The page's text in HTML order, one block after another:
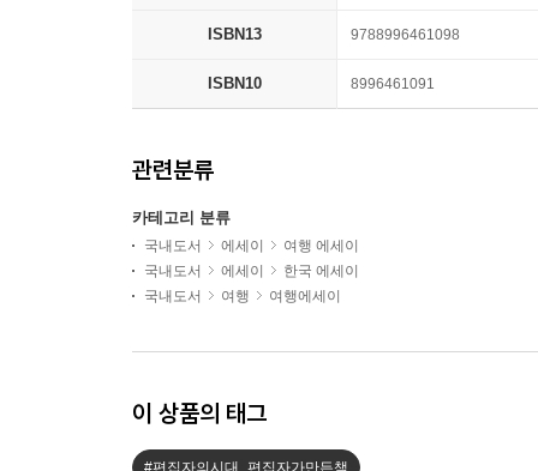
ISBN13 9788996461098
ISBN10 8996461091
관련분류
카테고리 분류
국내도서 에세이
여행 에세이
국내도서
에세이
한국 에세이
국내도서
여행 여행에세이
이 상품의 태그